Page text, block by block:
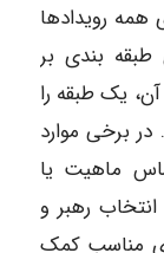
رویدادها
بندی بر
یک طبقه را
برخی موارد
ماهیت یا
رهبر و
مناسب کمک